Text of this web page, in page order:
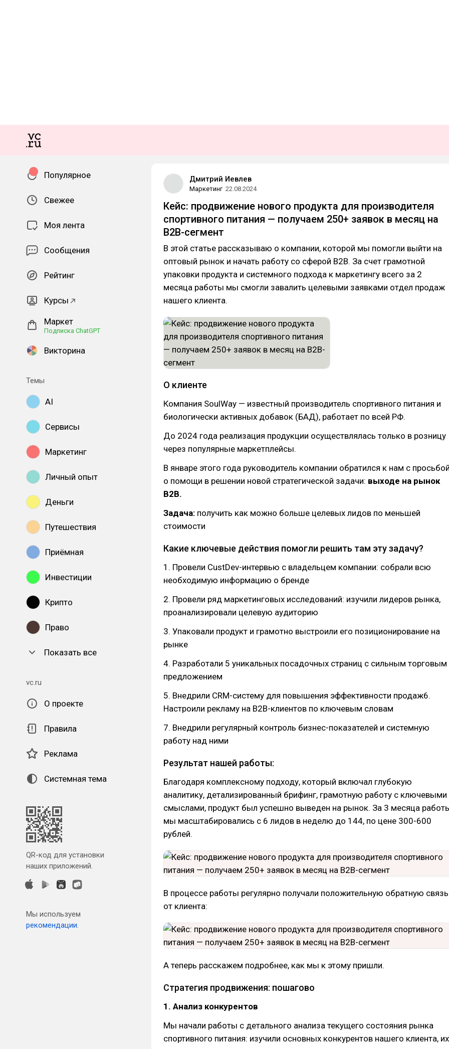
Популярное
Свежее
Моя лента
Сообщения
Рейтинг
Курсы
Маркет
Подписка ChatGPT
Викторина
Темы
AI
Сервисы
Маркетинг
Личный опыт
Деньги
Путешествия
Приёмная
Инвестиции
Крипто
Право
Показать все
vc.ru
О проекте
Правила
Реклама
Системная тема
QR-код для установки
наших приложений.
Мы используем
рекомендации.
Дмитрий Иевлев
Маркетинг 22.08.2024
Кейс: продвижение нового продукта для производителя
спортивного питания — получаем 250+ заявок в месяц на
B2B-сегмент
В этой статье рассказываю о компании, которой мы помогли выйти на
оптовый рынок и начать работу со сферой B2B. За счет грамотной
упаковки продукта и системного подхода к маркетингу всего за 2
месяца работы мы смогли завалить целевыми заявками отдел продаж
нашего клиента.
О клиенте
Компания SoulWay — известный производитель спортивного питания и
биологически активных добавок (БАД), работает по всей РФ.
До 2024 года реализация продукции осуществлялась только в розницу
через популярные маркетплейсы.
В январе этого года руководитель компании обратился к нам с
о помощи в решении новой стратегической задачи: выходе на рынок
B2B.
Задача: получить как можно больше целевых лидов по меньшей
стоимости
Какие ключевые действия помогли решить там эту задачу?
1. Провели CustDev-интервью с владельцем компании: собрали всю
необходимую информацию о бренде
2. Провели ряд маркетинговых исследований: изучили лидеров рынка,
проанализировали целевую аудиторию
3. Упаковали продукт и грамотно выстроили его позиционирование на
рынке
4. Разработали 5 уникальных посадочных страниц с сильным торговым
предложением
5. Внедрили CRM-систему для повышения эффективности продаж6.
Настроили рекламу на B2B-клиентов по ключевым словам
7. Внедрили регулярный контроль бизнес-показателей и системную
работу над ними
Результат нашей работы:
Благодаря комплексному подходу, который включал глубокую
аналитику, детализированный брифинг, грамотную работу с ключевыми
смыслами, продукт был успешно выведен на рынок. За 3 месяца
мы масштабировались с 6 лидов в неделю до 144, по цене 300-600
рублей.
В процессе работы регулярно получали положительную обратную связь
от клиента:
А теперь расскажем подробнее, как мы к этому пришли.
Стратегия продвижения: пошагово
1. Анализ конкурентов
Мы начали работы с детального анализа текущего состояния рынка
спортивного питания: изучили основных конкурентов нашего клиента, их